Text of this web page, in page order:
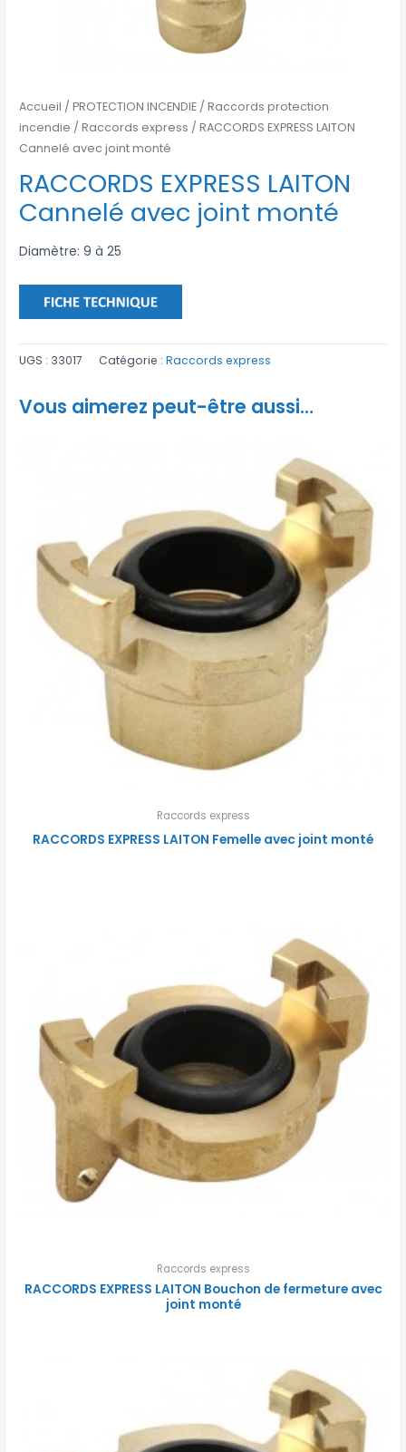
Accueil /PROTECTION INCENDIE /Raccords protection
incendie /Raccords express / RACCORDS EXPRESS LAITON
Cannelé avec joint monté
RACCORDS EXPRESS LAITON
Cannelé avec joint monté
Diamètre: 9 à 25
UGS : 33017 Catégorie :Raccords express
Vous aimerez peut-être aussi…
Raccords express
RACCORDS EXPRESS LAITON Femelle avec joint monté
Raccords express
RACCORDS EXPRESS LAITON Bouchon de fermeture avec
joint monté